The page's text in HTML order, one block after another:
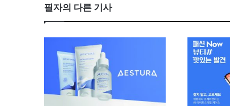
필자의 다른 기사